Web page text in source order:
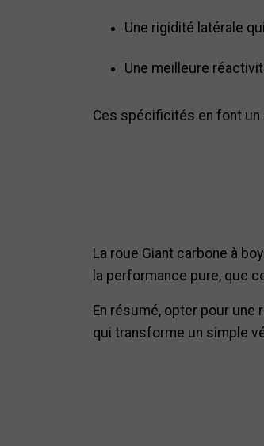
Une rigidité latérale
Une meilleure
Ces spécificités en font
La roue Giant carbone à
la performance pure, que
En résumé, opter pour une
qui transforme un simple